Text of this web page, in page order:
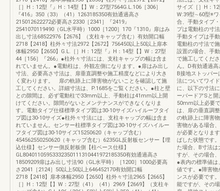
［］H：12型『』H：14型【】W：27型7564G.L.106［306］
『416』350（33）（41）1263185350有効通過高さ
215012622272必要高さ2330［2341］『2419』
2541070119490（GL水平時）1000［1200］170『1310』扉はみ
出し寸法68522976【2676】（支柱キャップ含む）有効開口幅
2718【2418】柱外々寸法2972【2672】756450以上50以上扉本
体幅2950【2650】G.L.［］H：12型『』H：14型【】W：27型
44［156］『266』●柱外々寸法には、支柱キャップの幅は含ま
れていません。●電動柱は、外観左側になります。●扉はみ出し
寸法、必要高さ寸法は、扉垂直調整や施工精度などにより大き
く変わります。 扉の軌跡上に障害物がないことを確認して施
工してください。詳細寸法は、P.1685をご覧ください。●柱と壁
との隙間は、必ず電動柱で33mm以上、手動柱は41mm以上開
けてください。隙間がないとメンテナンスができなくなりま
す。電動タイプ仕様標準タイプ図は30-10サイズハイルーフタイ
プ図は30-10サイズ●柱外々寸法には、支柱キャップの幅は含ま
れていません。センサー柱標準タイプ図は30-10サイズハイルー
フタイプ図は30-10サイズ15250620（キャップ含む）
454562550250620（キャップ含む）6235GL反射板センサー【埋
込仕様】センサー側反射板側【柱ベース仕様】
GL80401105953332350111310441972185350有効通過高さ
18509209扉はみ出し寸法90（GL水平時）［1200］1000必要高
さ2041［2124］50以上50以上646452170有効開口幅
2718【2418】扉本体幅2950【2650】柱外々寸法2965【2665】
［］H：12型【】W：27型（41）（41）2969【2669】（支柱キ
サイズ［］H：
W:39型∼60型※ワ
合、手動タイプ
プは電動柱の寸
手動タイプは手
電動柱の寸法で
設置の場合、手
で施工してくだ
ん。D有効通過
B接地ストッパ
法についてワイ
に、以下の寸法
ーバードアSと
50mm以上必要
は、扉の垂直調
の軌跡上に障害
害物がある場合
が必要となりま
ばした状態です
た場合、B寸法
すが、その場合
●表内の標準値は
値です。●障害物
ンスが必要です
能ですが、その